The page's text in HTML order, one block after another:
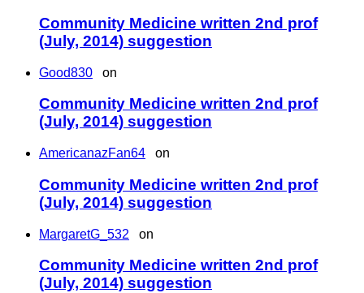
Community Medicine written 2nd prof
(July, 2014) suggestion
Good830 on
Community Medicine written 2nd prof
(July, 2014) suggestion
AmericanazFan64 on
Community Medicine written 2nd prof
(July, 2014) suggestion
MargaretG_532 on
Community Medicine written 2nd prof
(July, 2014) suggestion